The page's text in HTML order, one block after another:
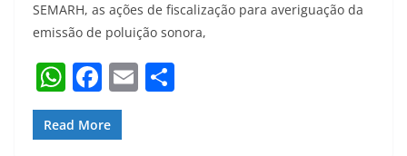
SEMARH, as ações de fiscalização para averiguação da
emissão de poluição sonora,
W
h
at
F
a
c
E
Read More